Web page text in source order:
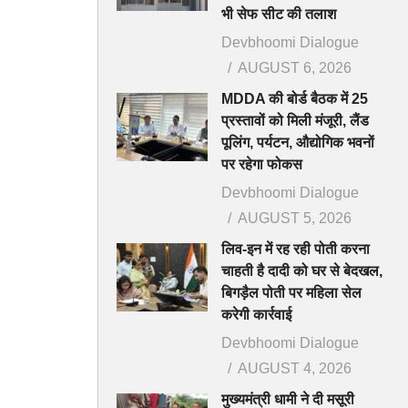
भी सेफ सीट की तलाश
Devbhoomi Dialogue
AUGUST 6, 2026
MDDA की बोर्ड बैठक में 25
प्रस्तावों को मिली मंजूरी, लैंड
पूलिंग, पर्यटन, औद्योगिक भवनों
पर रहेगा फोकस
Devbhoomi Dialogue
AUGUST 5, 2026
लिव-इन में रह रही पोती करना
चाहती है दादी को घर से बेदखल,
बिगड़ैल पोती पर महिला सेल
करेगी कार्रवाई
Devbhoomi Dialogue
AUGUST 4, 2026
मुख्यमंत्री धामी ने दी मसूरी